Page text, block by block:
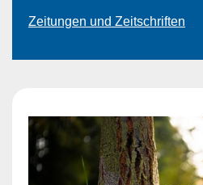
Zeitungen und Zeitschriften